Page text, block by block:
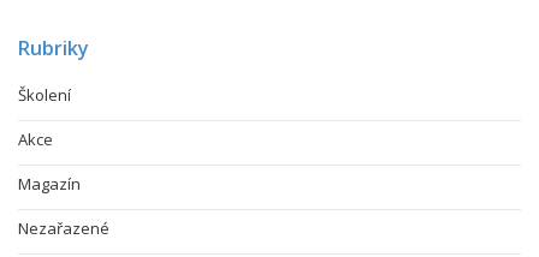
Rubriky
Školení
Akce
Magazín
Nezařazené